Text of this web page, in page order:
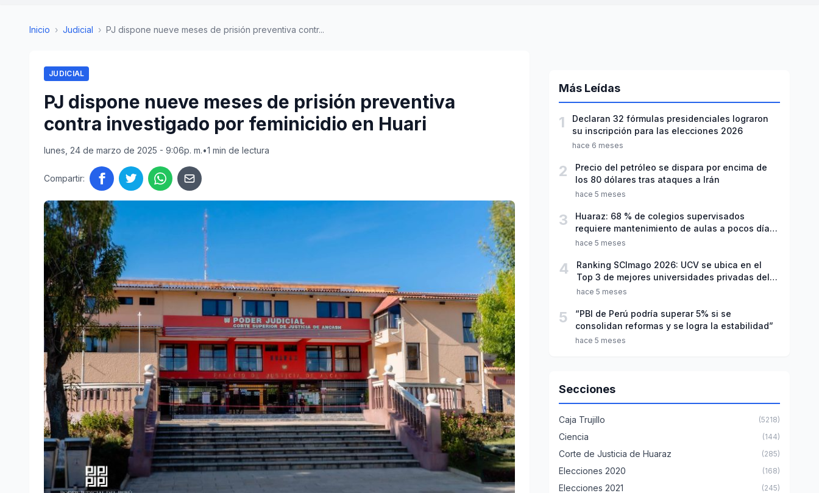
Inicio › Judicial › PJ dispone nueve meses de prisión preventiva contr...
JUDICIAL
PJ dispone nueve meses de prisión preventiva
contra investigado por feminicidio en Huari
lunes, 24 de marzo de 2025 - 9:06p. m.•1 min de lectura
Compartir:
Más Leídas
1
Declaran 32 fórmulas presidenciales lograron
su inscripción para las elecciones 2026
hace 6 meses
2
Precio del petróleo se dispara por encima de
los 80 dólares tras ataques a Irán
hace 5 meses
3
Huaraz: 68 % de colegios supervisados
requiere mantenimiento de aulas a pocos días
de inicio del año escolar 2026
hace 5 meses
4
Ranking SCImago 2026: UCV se ubica en el
Top 3 de mejores universidades privadas del
Perú
hace 5 meses
5
“PBI de Perú podría superar 5% si se
consolidan reformas y se logra la estabilidad”
hace 5 meses
Secciones
Caja Trujillo (5218)
Ciencia (144)
Corte de Justicia de Huaraz (285)
Elecciones 2020 (168)
Elecciones 2021 (245)